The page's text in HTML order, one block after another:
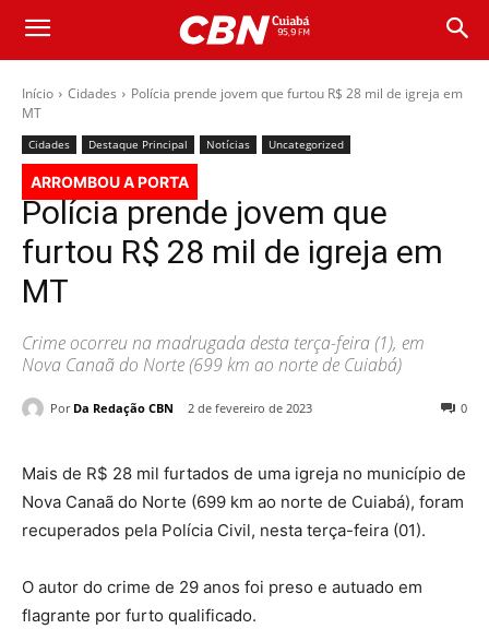
Início Cidades
Polícia prende jovem que furtou R$ 28 mil de igreja em
MT
Cidades Destaque Principal Notícias Uncategorized
ARROMBOU A PORTA
Polícia prende jovem que
furtou R$ 28 mil de igreja em
MT
Crime ocorreu na madrugada desta terça-feira (1), em
Nova Canaã do Norte (699 km ao norte de Cuiabá)
Por Da Redação CBN 2 de fevereiro de 2023 0
Mais de R$ 28 mil furtados de uma igreja no município de
Nova Canaã do Norte (699 km ao norte de Cuiabá), foram
recuperados pela Polícia Civil, nesta terça-feira (01).
O autor do crime de 29 anos foi preso e autuado em
flagrante por furto qualificado.